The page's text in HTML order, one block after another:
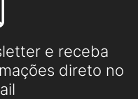
e receba
direto no